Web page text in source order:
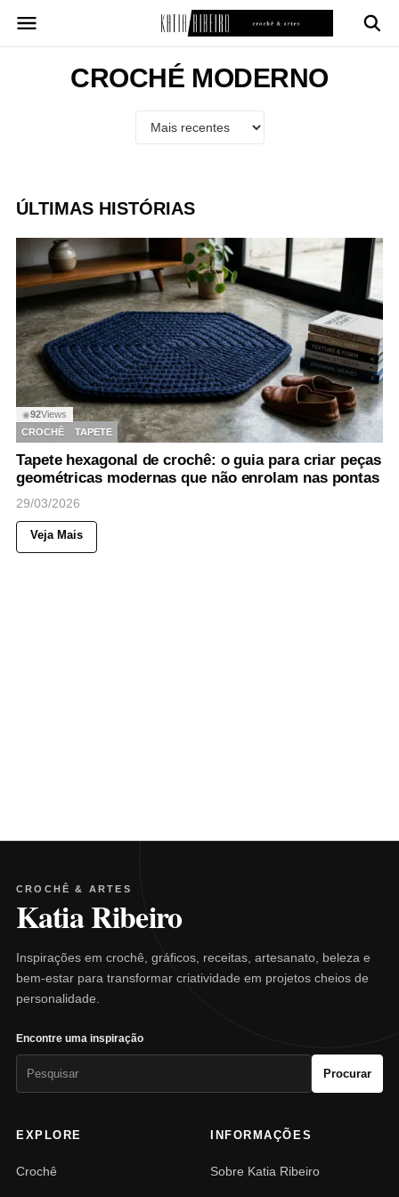
para
CROCHÉ MODERNO
ÚLTIMAS HISTÓRIAS
◉92Views
CROCHÊ
TAPETE
Tapete hexagonal de crochê: o guia para criar peças
geométricas modernas que não enrolam nas pontas
29/03/2026
Veja Mais
CROCHÊ & ARTES
Katia Ribeiro
Inspirações em crochê, gráficos, receitas, artesanato, beleza e
bem-estar para transformar criatividade em projetos cheios de
personalidade.
Encontre uma inspiração
Procurar
EXPLORE
Crochê
INFORMAÇÕES
Sobre Katia Ribeiro